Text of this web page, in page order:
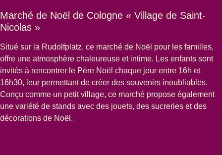
Marché de Noël de Cologne « Village de Saint-
Nicolas »
Situé sur la Rudolfplatz, ce marché de Noël pour les familles,
offre une atmosphère chaleureuse et intime. Les enfants sont
invités à rencontrer le Père Noël chaque jour entre 16h et
16h30, leur permettant de créer des souvenirs inoubliables.
Conçu comme un petit village, ce marché propose également
une variété de stands avec des jouets, des sucreries et des
décorations de Noël.